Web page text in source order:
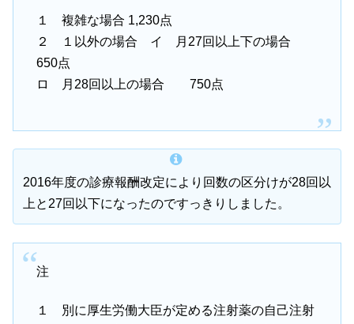
１ 複雑な場合 1,230点
２ １以外の場合 イ 月27回以上下の場合
650点
ロ 月28回以上の場合 750点
2016年度の診療報酬改定により回数の区分けが28回以
上と27回以下になったのですっきりしました。
注
１ 別に厚生労働大臣が定める注射薬の自己注射